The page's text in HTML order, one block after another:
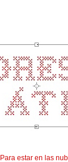
Para estar en las